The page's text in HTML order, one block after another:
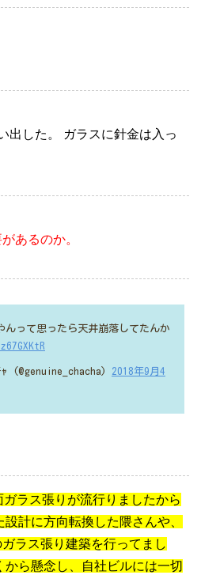
出した。
ガラスに針金は入っ
あるのか。
んって思ったら天井崩落してたんか
2018年9月4
ラス張りが流行りましたから
計に方向転換した隈さんや、
ラス張り建築を行ってまし
から懸念し、自社ビルには一切